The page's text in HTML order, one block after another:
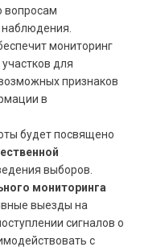
вопросам
мониторинг
для
признаков
в
будет посвящено
выборов.
мониторинга
выезды на
сигналов о
с